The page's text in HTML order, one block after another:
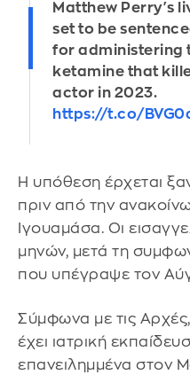
Matthew Perry's
set to be
for administering
ketamine that
actor in 2023.
https://t.co/
Η υπόθεση έρχεται
πριν από την
Ιγουαμάσα. Οι
μηνών, μετά τη
που υπέγραψε τον
Σύμφωνα με τις
έχει ιατρική
επανειλημμένα στον